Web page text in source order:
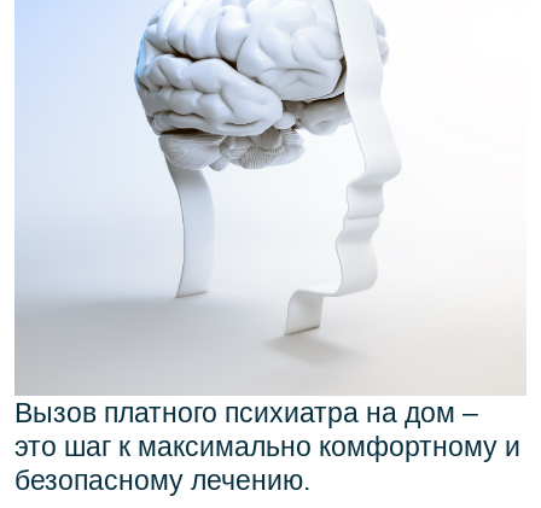
Вызов платного психиатра на дом –
это шаг к максимально комфортному и
безопасному лечению.